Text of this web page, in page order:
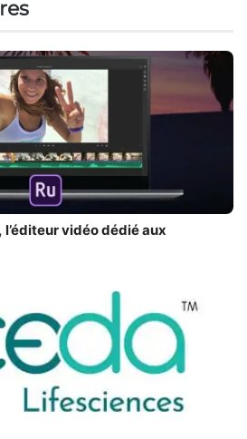
vidéo dédié aux